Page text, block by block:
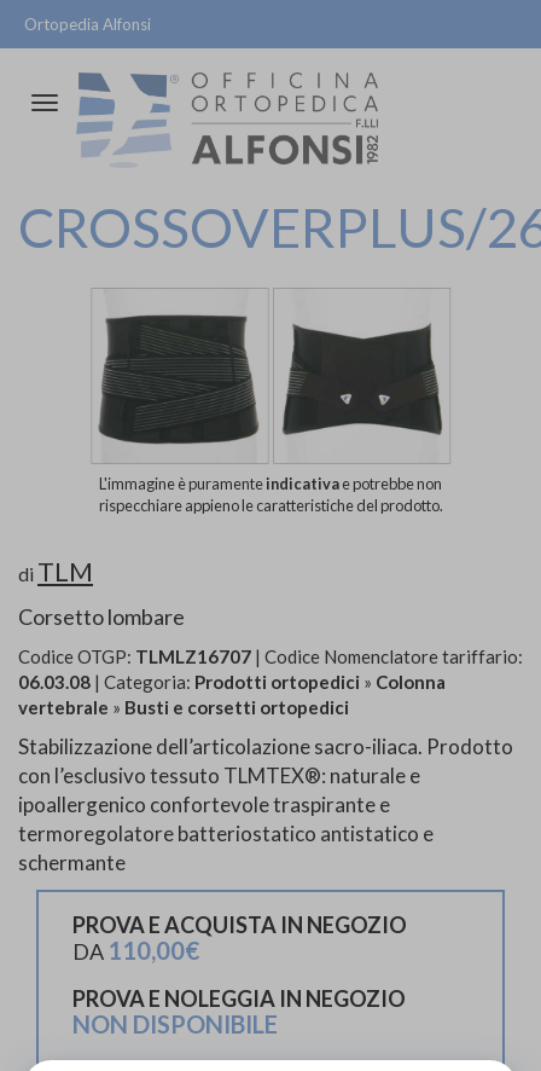
Ortopedia Alfonsi
Attiva/disattiva
navigazione
CROSSOVERPLUS/
L'immagine è puramenteindicativae potrebbe non
rispecchiare appieno le caratteristiche del prodotto.
di TLM
Corsetto lombare
Codice OTGP: TLMLZ16707 | Codice Nomenclatore tariffario:
06.03.08 | Categoria: Prodotti ortopedici » Colonna
vertebrale » Busti e corsetti ortopedici
Stabilizzazione dell’articolazione sacro-iliaca. Prodotto
con l’esclusivo tessuto TLMTEX®: naturale e
ipoallergenico confortevole traspirante e
termoregolatore batteriostatico antistatico e
schermante
PROVA E ACQUISTA IN NEGOZIO
DA 110,00€
PROVA E NOLEGGIA IN NEGOZIO
NON DISPONIBILE